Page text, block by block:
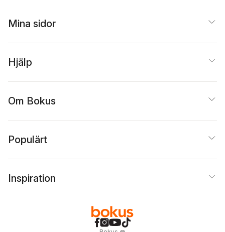
Mina sidor
Hjälp
Om Bokus
Populärt
Inspiration